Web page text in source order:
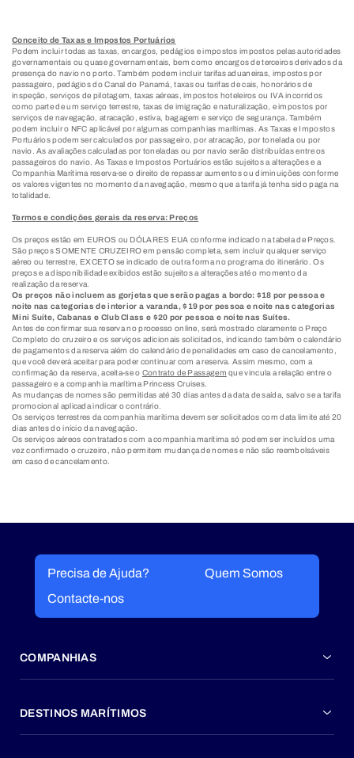
Conceito de Taxas e Impostos Portuários
Podem incluir todas as taxas, encargos, pedágios e impostos impostos pelas autoridades
governamentais ou quase governamentais, bem como encargos de terceiros derivados da
presença do navio no porto. Também podem incluir tarifas aduaneiras, impostos por
passageiro, pedágios do Canal do Panamá, taxas ou tarifas de cais, honorários de
inspeção, serviços de pilotagem, taxas aéreas, impostos hoteleiros ou IVA incorridos
como parte de um serviço terrestre, taxas de imigração e naturalização, e impostos por
serviços de navegação, atracação, estiva, bagagem e serviço de segurança. Também
podem incluir o NFC aplicável por algumas companhias marítimas. As Taxas e Impostos
Portuários podem ser calculados por passageiro, por atracação, por tonelada ou por
navio. As avaliações calculadas por toneladas ou por navio serão distribuídas entre os
passageiros do navio. As Taxas e Impostos Portuários estão sujeitos a alterações e a
Companhia Marítima reserva-se o direito de repassar aumentos ou diminuições conforme
os valores vigentes no momento da navegação, mesmo que a tarifa já tenha sido paga na
totalidade.
Termos e condições gerais da reserva: Preços
Os preços estão em EUROS ou DÓLARES EUA conforme indicado na tabela de Preços.
São preços SOMENTE CRUZEIRO em pensão completa, sem incluir qualquer serviço
aéreo ou terrestre, EXCETO se indicado de outra forma no programa do itinerário. Os
preços e a disponibilidade exibidos estão sujeitos a alterações até o momento da
realização da reserva.
Os preços não incluem as gorjetas que serão pagas a bordo: $18 por pessoa e
noite nas categorias de interior a varanda, $19 por pessoa e noite nas categorias
Mini Suíte, Cabanas e Club Class e $20 por pessoa e noite nas Suítes.
Antes de confirmar sua reserva no processo online, será mostrado claramente o Preço
Completo do cruzeiro e os serviços adicionais solicitados, indicando também o calendário
de pagamentos da reserva além do calendário de penalidades em caso de cancelamento,
que você deverá aceitar para poder continuar com a reserva. Assim mesmo, com a
confirmação da reserva, aceita-se o Contrato de Passagem que vincula a relação entre o
passageiro e a companhia marítima Princess Cruises.
As mudanças de nomes são permitidas até 30 dias antes da data de saída, salvo se a tarifa
promocional aplicada indicar o contrário.
Os serviços terrestres da companhia marítima devem ser solicitados com data limite até 20
dias antes do início da navegação.
Os serviços aéreos contratados com a companhia marítima só podem ser incluídos uma
vez confirmado o cruzeiro, não permitem mudança de nomes e não são reembolsáveis
em caso de cancelamento.
Precisa de Ajuda?
Quem Somos
Contacte-nos
COMPANHIAS
DESTINOS MARÍTIMOS